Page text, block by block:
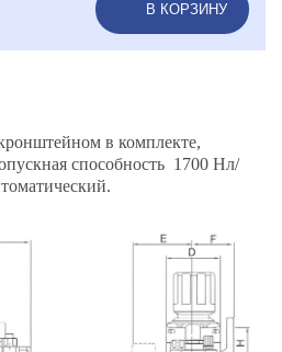
В КОРЗИНУ
в комплекте,
способность 1700 Нл/